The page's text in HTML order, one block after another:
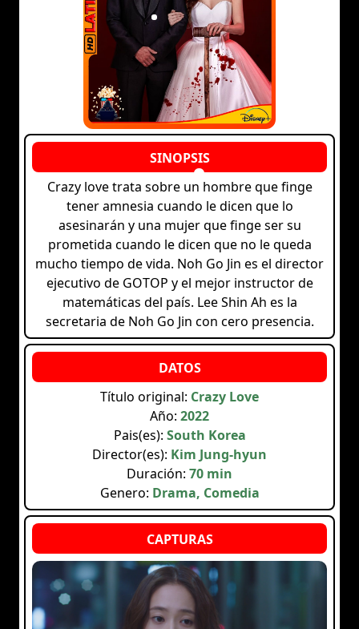
Crazy love trata sobre un hombre que finge
tener amnesia cuando le dicen que lo
asesinarán y una mujer que finge ser su
prometida cuando le dicen que no le queda
mucho tiempo de vida. Noh Go Jin es el director
ejecutivo de GOTOP y el mejor instructor de
matemáticas del país. Lee Shin Ah es la
secretaria de Noh Go Jin con cero presencia.
Título original: Crazy Love
Año: 2022
Pais(es): South Korea
Director(es): Kim Jung-hyun
Duración: 70 min
Genero: Drama, Comedia